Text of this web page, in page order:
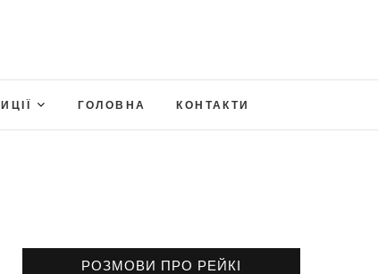
ГОЛОВНА КОНТАКТИ
РОЗМОВИ ПРО РЕЙКІ